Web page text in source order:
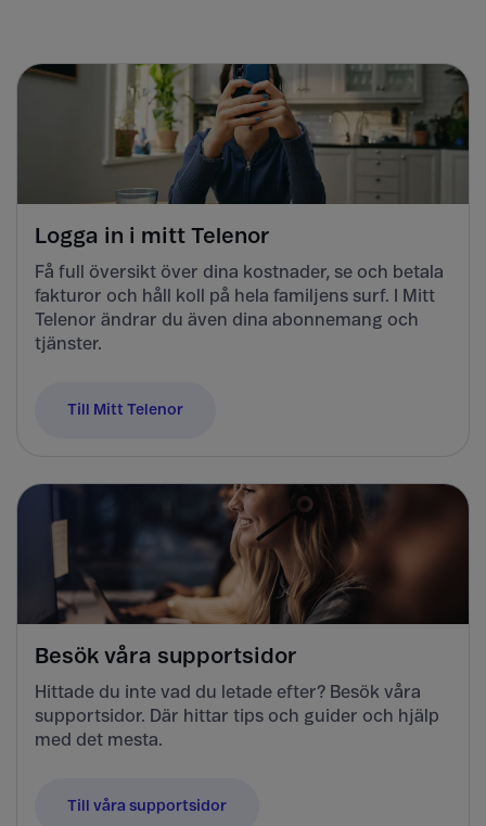
Logga in i mitt Telenor
Få full översikt över dina kostnader, se och betala
fakturor och håll koll på hela familjens surf. I Mitt
Telenor ändrar du även dina abonnemang och
tjänster.
Till Mitt Telenor
Besök våra supportsidor
Hittade du inte vad du letade efter? Besök våra
supportsidor. Där hittar tips och guider och hjälp
med det mesta.
Till våra supportsidor